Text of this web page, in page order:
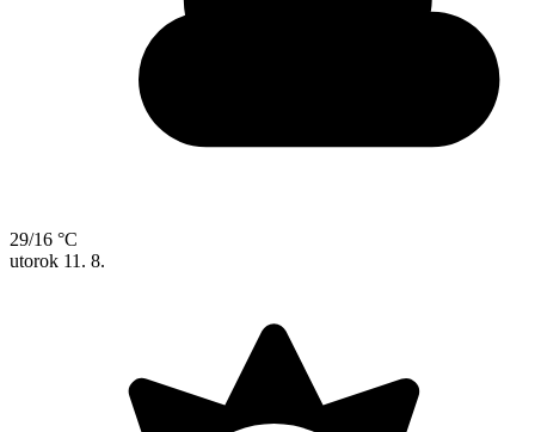
29/16 °C
utorok 11. 8.